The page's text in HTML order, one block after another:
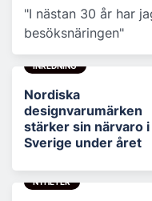
"I nästan 30 år har
besöksnäringen"
INREDNING
Nordiska
designvarumärken
stärker sin närvaro i
Sverige under året
NYHETER